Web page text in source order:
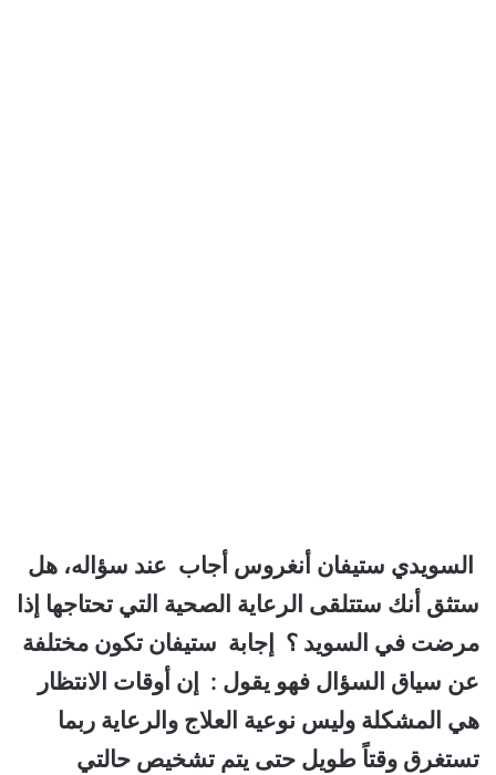
السويدي ستيفان أنغروس أجاب عند سؤاله، هل
ستثق أنك ستتلقى الرعاية الصحية التي تحتاجها إذا
مرضت في السويد ؟ إجابة ستيفان تكون مختلفة
عن سياق السؤال فهو يقول : إن أوقات الانتظار
هي المشكلة وليس نوعية العلاج والرعاية ربما
تستغرق وقتاً طويل حتى يتم تشخيص حالتي